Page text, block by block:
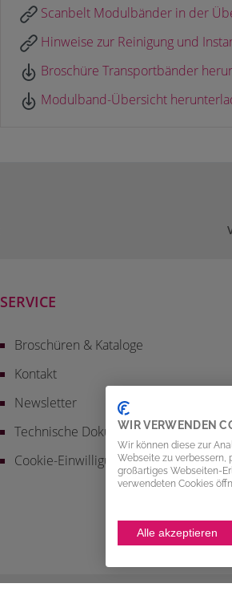
Scanbelt Modulbänder in der
Hinweise zur Reinigung und
Broschüre Transportbänder
Modulband-Übersicht
SERVICE
Broschüren & Kataloge
Kontakt
Newsletter
Technische Dokumentation
Cookie-Einwilligung
WIR VERWENDEN
Wir können diese zur
Webseite zu verbessern,
großartiges Webseiten-
verwendeten Cookies
Alle akzeptieren